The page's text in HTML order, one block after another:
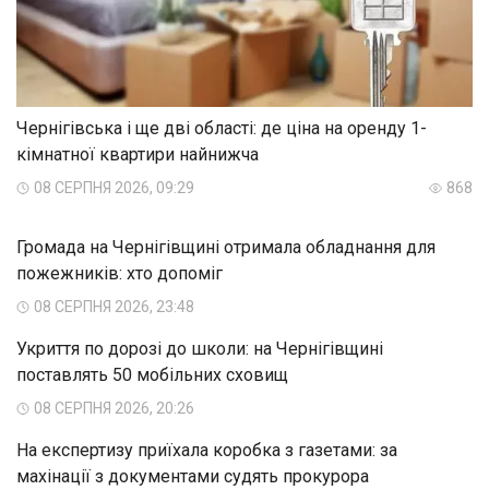
Чернігівська і ще дві області: де ціна на оренду 1-
кімнатної квартири найнижча
08 СЕРПНЯ 2026, 09:29 868
Громада на Чернігівщині отримала обладнання для
пожежників: хто допоміг
08 СЕРПНЯ 2026, 23:48
Укриття по дорозі до школи: на Чернігівщині
поставлять 50 мобільних сховищ
08 СЕРПНЯ 2026, 20:26
На експертизу приїхала коробка з газетами: за
махінації з документами судять прокурора